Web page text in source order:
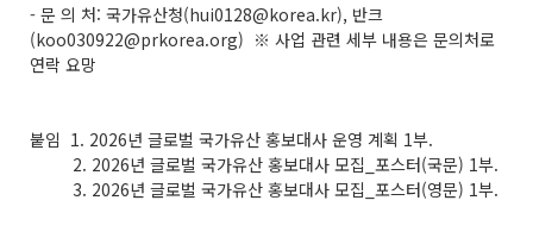
- 문 의 처: 국가유산청(hui0128@korea.kr), 반크
(koo030922@prkorea.org) ※ 사업 관련 세부 내용은 문의처로
연락 요망
붙임 1. 2026년 글로벌 국가유산 홍보대사 운영 계획 1부.
2. 2026년 글로벌 국가유산 홍보대사 모집_포스터(국문) 1부.
3. 2026년 글로벌 국가유산 홍보대사 모집_포스터(영문) 1부.